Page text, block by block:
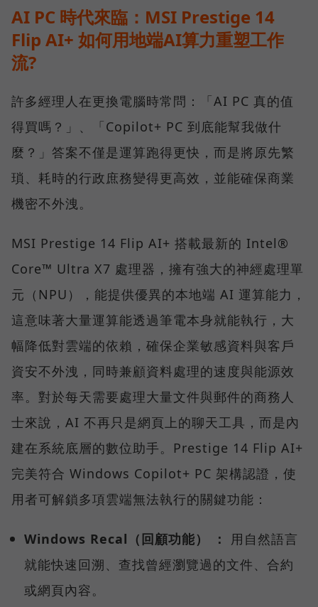
AI PC 時代來臨：MSI Prestige 14
Flip AI+ 如何用地端AI算力重塑工作
流?
許多經理人在更換電腦時常問：「AI PC 真的值
得買嗎？」、「Copilot+ PC 到底能幫我做什
麼？」答案不僅是運算跑得更快，而是將原先繁
瑣、耗時的行政庶務變得更高效，並能確保商業
機密不外洩。
MSI Prestige 14 Flip AI+ 搭載最新的 Intel®
Core™ Ultra X7 處理器，擁有強大的神經處理單
元（NPU），能提供優異的本地端 AI 運算能力，
這意味著大量運算能透過筆電本身就能執行，大
幅降低對雲端的依賴，確保企業敏感資料與客戶
資安不外洩，同時兼顧資料處理的速度與能源效
率。對於每天需要處理大量文件與郵件的商務人
士來說，AI 不再只是網頁上的聊天工具，而是內
建在系統底層的數位助手。Prestige 14 Flip AI+
完美符合 Windows Copilot+ PC 架構認證，使
用者可解鎖多項雲端無法執行的關鍵功能：
Windows Recal（回顧功能） ：
用自然語言
就能快速回溯、查找曾經瀏覽過的文件、合約
或網頁內容。